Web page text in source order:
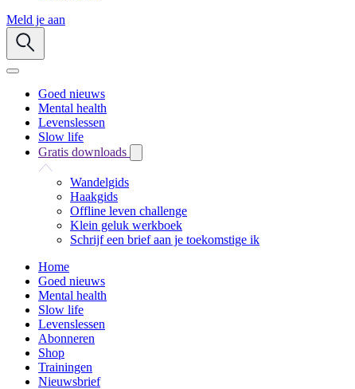
Meld je aan
Goed nieuws
Mental health
Levenslessen
Slow life
Gratis downloads
Wandelgids
Haakgids
Offline leven challenge
Klein geluk werkboek
Schrijf een brief aan je toekomstige ik
Home
Goed nieuws
Mental health
Slow life
Levenslessen
Abonneren
Shop
Trainingen
Nieuwsbrief